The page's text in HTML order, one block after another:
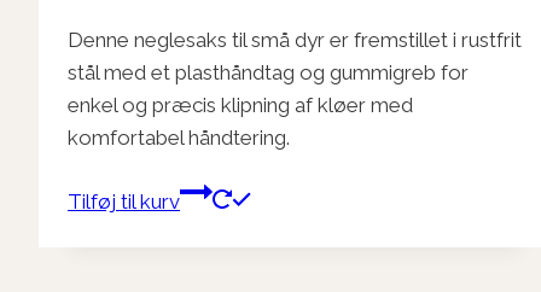
Denne neglesaks til små dyr er fremstillet i rustfrit
stål med et plasthåndtag og gummigreb for
enkel og præcis klipning af kløer med
komfortabel håndtering.
Tilføj til kurv